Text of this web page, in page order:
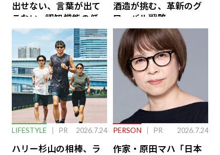
出せない、言葉が出て
こない…認知機能の低
下を救う、脳のインナ
ーケアとは
酒造が挑む、革新のグ
ローバル戦略
LIFESTYLE PR 2026.7.24
ハリー杉山の相棒、ラ
PERSON PR 2026.7.24
作家・原田マハ「日本